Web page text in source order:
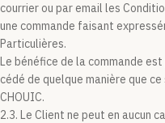
courrier ou par email les
une commande faisant
Particulières.
Le bénéfice de la commande
cédé de quelque manière que
CHOUIC.
2.3. Le Client ne peut en aucun